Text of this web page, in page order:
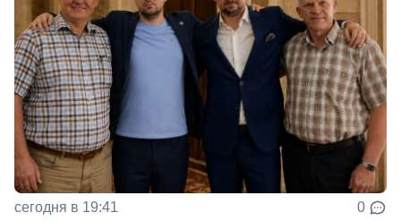
сегодня в 19:41 0